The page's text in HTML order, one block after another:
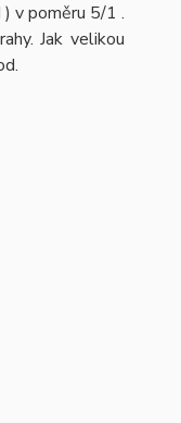
v poměru 5/1 .
Jak velikou